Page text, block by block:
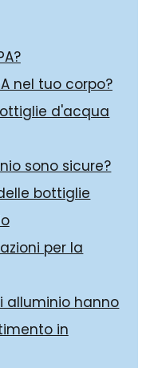
nel tuo corpo?
d'acqua
sono sicure?
bottiglie
per la
alluminio hanno
in